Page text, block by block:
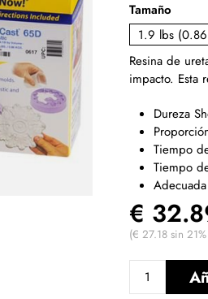
Tamaño
1.9 lbs
Resina de
impacto. Esta
Dureza
Tiempo
Tiempo
€
(€ 27.18 sin